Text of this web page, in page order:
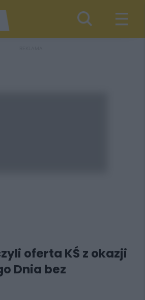
oferta KŚ z okazji
Dnia bez